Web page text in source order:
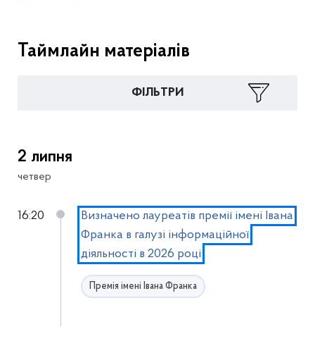
Таймлайн матеріалів
ФІЛЬТРИ
2 липня
четвер
16:20
Визначено лауреатів премії імені Івана
Франка в галузі інформаційної
діяльності в 2026 році
Премія імені Івана Франка